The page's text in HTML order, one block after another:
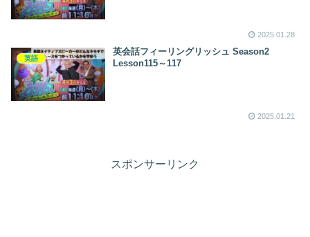
2025.01.28
英語
英会話フィーリングリッシュ Season2
Lesson115～117
2025.01.21
スポンサーリンク